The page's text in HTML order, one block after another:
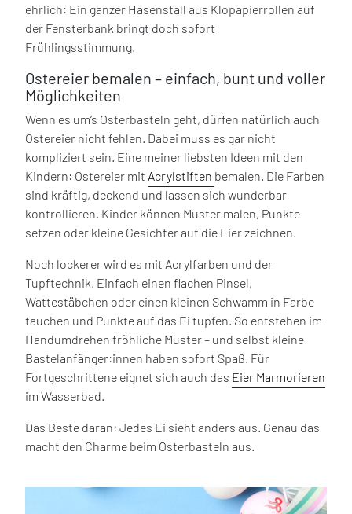
ehrlich: Ein ganzer Hasenstall aus Klopapierrollen auf
der Fensterbank bringt doch sofort
Frühlingsstimmung.
Ostereier bemalen – einfach, bunt und voller
Möglichkeiten
Wenn es um‘s Osterbasteln geht, dürfen natürlich auch
Ostereier nicht fehlen. Dabei muss es gar nicht
kompliziert sein. Eine meiner liebsten Ideen mit den
Kindern: Ostereier mit Acrylstiften bemalen. Die Farben
sind kräftig, deckend und lassen sich wunderbar
kontrollieren. Kinder können Muster malen, Punkte
setzen oder kleine Gesichter auf die Eier zeichnen.
Noch lockerer wird es mit Acrylfarben und der
Tupftechnik. Einfach einen flachen Pinsel,
Wattestäbchen oder einen kleinen Schwamm in Farbe
tauchen und Punkte auf das Ei tupfen. So entstehen im
Handumdrehen fröhliche Muster – und selbst kleine
Bastelanfänger:innen haben sofort Spaß. Für
Fortgeschrittene eignet sich auch das Eier Marmorieren
im Wasserbad.
Das Beste daran: Jedes Ei sieht anders aus. Genau das
macht den Charme beim Osterbasteln aus.